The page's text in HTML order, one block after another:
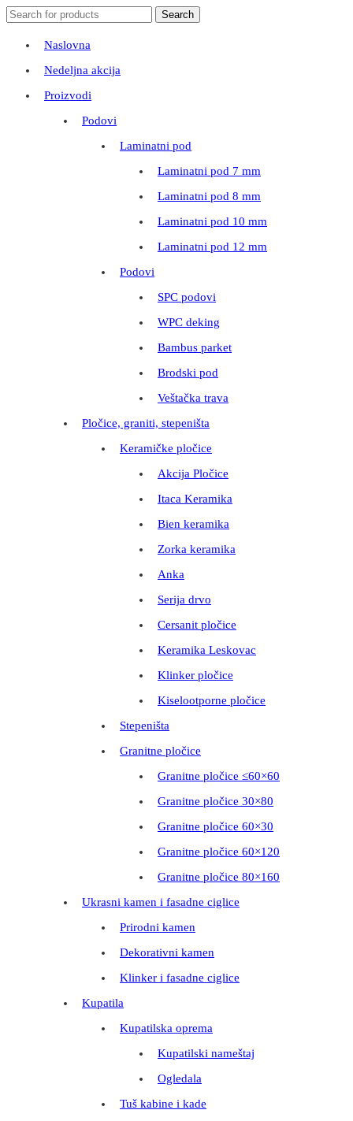
Search
for:
Search
Naslovna
Nedeljna akcija
Proizvodi
Podovi
Laminatni pod
Laminatni pod 7 mm
Laminatni pod 8 mm
Laminatni pod 10 mm
Laminatni pod 12 mm
Podovi
SPC podovi
WPC deking
Bambus parket
Brodski pod
Veštačka trava
Pločice, graniti, stepeništa
Keramičke pločice
Akcija Pločice
Itaca Keramika
Bien keramika
Zorka keramika
Anka
Serija drvo
Cersanit pločice
Keramika Leskovac
Klinker pločice
Kiselootporne pločice
Stepeništa
Granitne pločice
Granitne pločice ≤60×60
Granitne pločice 30×80
Granitne pločice 60×30
Granitne pločice 60×120
Granitne pločice 80×160
Ukrasni kamen i fasadne ciglice
Prirodni kamen
Dekorativni kamen
Klinker i fasadne ciglice
Kupatila
Kupatilska oprema
Kupatilski nameštaj
Ogledala
Tuš kabine i kade